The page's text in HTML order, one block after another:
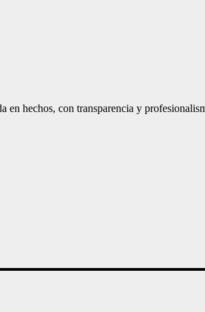
en hechos, con transparencia y